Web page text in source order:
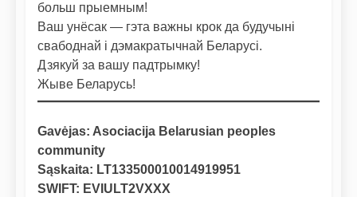
больш прыемным!
Ваш унёсак — гэта важны крок да будучыні
свабоднай і дэмакратычнай Беларусі.
Дзякуй за вашу падтрымку!
Жыве Беларусь!
Gavėjas: Asociacija Belarusian peoples
community
Sąskaita: LT133500010014919951
SWIFT: EVIULT2VXXX